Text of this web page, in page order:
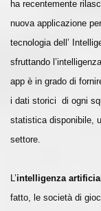
ha recentemente
nuova applicazione
tecnologia dell’
sfruttando
app è in grado di
i dati storici di ogni
statistica disponibile,
settore.
L’intelligenza
fatto, le società di